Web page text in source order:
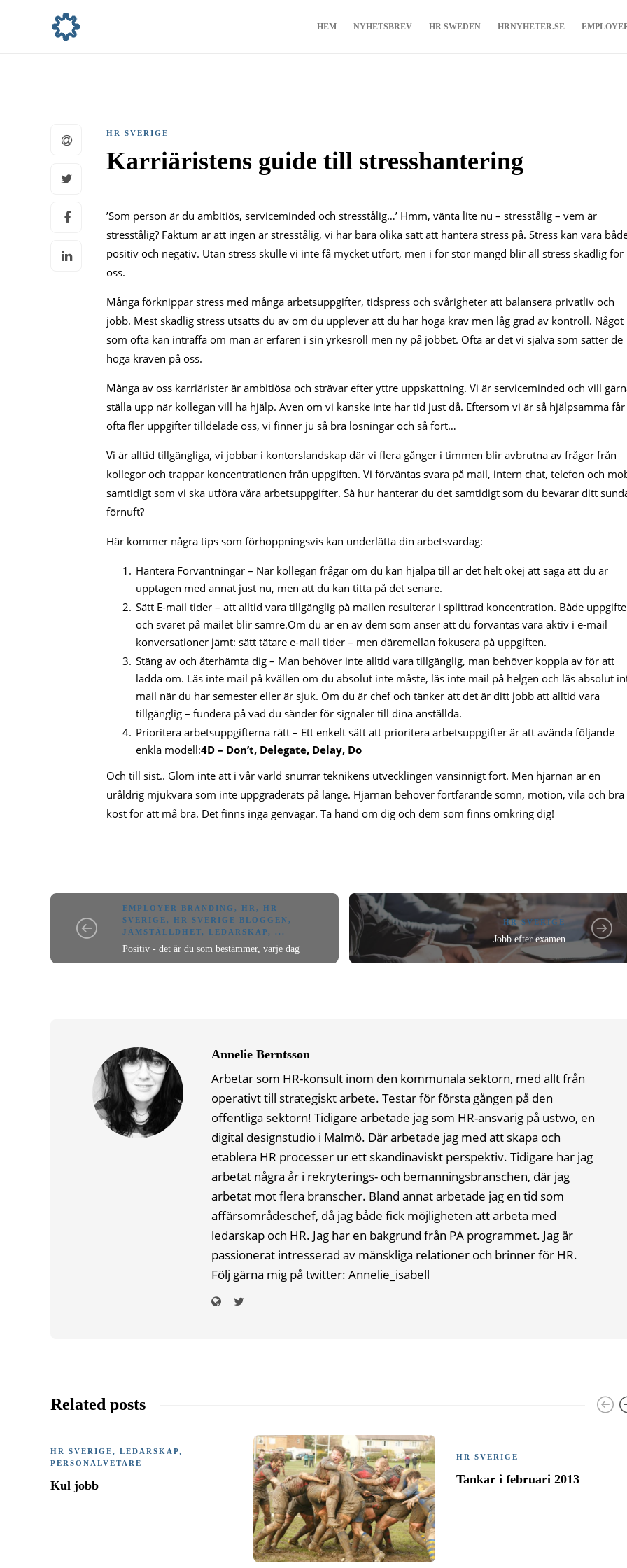
HEM NYHETSBREV HR SWEDEN HRNYHETER.SE
HR SVERIGE
Karriäristens guide till stresshantering
’Som person är du ambitiös, serviceminded och stresstålig…’ Hmm, vänta lite nu – stresstålig – vem är
stresstålig? Faktum är att ingen är stresstålig, vi har bara olika sätt att hantera stress på. Stress kan vara
positiv och negativ. Utan stress skulle vi inte få mycket utfört, men i för stor mängd blir all stress skadlig för
oss.
Många förknippar stress med många arbetsuppgifter, tidspress och svårigheter att balansera privatliv och
jobb. Mest skadlig stress utsätts du av om du upplever att du har höga krav men låg grad av kontroll. Något
som ofta kan inträffa om man är erfaren i sin yrkesroll men ny på jobbet. Ofta är det vi själva som sätter de
höga kraven på oss.
Många av oss karriärister är ambitiösa och strävar efter yttre uppskattning. Vi är serviceminded och vill
ställa upp när kollegan vill ha hjälp. Även om vi kanske inte har tid just då. Eftersom vi är så hjälpsamma
ofta fler uppgifter tilldelade oss, vi finner ju så bra lösningar och så fort…
Vi är alltid tillgängliga, vi jobbar i kontorslandskap där vi flera gånger i timmen blir avbrutna av frågor från
kollegor och trappar koncentrationen från uppgiften. Vi förväntas svara på mail, intern chat, telefon och
samtidigt som vi ska utföra våra arbetsuppgifter. Så hur hanterar du det samtidigt som du bevarar ditt
förnuft?
Här kommer några tips som förhoppningsvis kan underlätta din arbetsvardag:
Hantera Förväntningar – När kollegan frågar om du kan hjälpa till är det helt okej att säga att du är
upptagen med annat just nu, men att du kan titta på det senare.
Sätt E-mail tider – att alltid vara tillgänglig på mailen resulterar i splittrad koncentration. Både
och svaret på mailet blir sämre.Om du är en av dem som anser att du förväntas vara aktiv i e-mail
konversationer jämt: sätt tätare e-mail tider – men däremellan fokusera på uppgiften.
Stäng av och återhämta dig – Man behöver inte alltid vara tillgänglig, man behöver koppla av för att
ladda om. Läs inte mail på kvällen om du absolut inte måste, läs inte mail på helgen och läs absolut
mail när du har semester eller är sjuk. Om du är chef och tänker att det är ditt jobb att alltid vara
tillgänglig – fundera på vad du sänder för signaler till dina anställda.
Prioritera arbetsuppgifterna rätt – Ett enkelt sätt att prioritera arbetsuppgifter är att avända följande
enkla modell:4D – Don’t, Delegate, Delay, Do
Och till sist.. Glöm inte att i vår värld snurrar teknikens utvecklingen vansinnigt fort. Men hjärnan är en
uråldrig mjukvara som inte uppgraderats på länge. Hjärnan behöver fortfarande sömn, motion, vila och bra
kost för att må bra. Det finns inga genvägar. Ta hand om dig och dem som finns omkring dig!
EMPLOYER BRANDING,HR,HR
SVERIGE,HR SVERIGE BLOGGEN,
JÄMSTÄLLDHET,LEDARSKAP, ...
Positiv - det är du som bestämmer, varje dag
HR SVERIGE
Jobb efter examen
Annelie Berntsson
Arbetar som HR-konsult inom den kommunala sektorn, med allt från
operativt till strategiskt arbete. Testar för första gången på den
offentliga sektorn! Tidigare arbetade jag som HR-ansvarig på ustwo, en
digital designstudio i Malmö. Där arbetade jag med att skapa och
etablera HR processer ur ett skandinaviskt perspektiv. Tidigare har jag
arbetat några år i rekryterings- och bemanningsbranschen, där jag
arbetat mot flera branscher. Bland annat arbetade jag en tid som
affärsområdeschef, då jag både fick möjligheten att arbeta med
ledarskap och HR. Jag har en bakgrund från PA programmet. Jag är
passionerat intresserad av mänskliga relationer och brinner för HR.
Följ gärna mig på twitter: Annelie_isabell
Related posts
HR SVERIGE, LEDARSKAP,
PERSONALVETARE
Kul jobb
HR SVERIGE
Tankar i februari 2013